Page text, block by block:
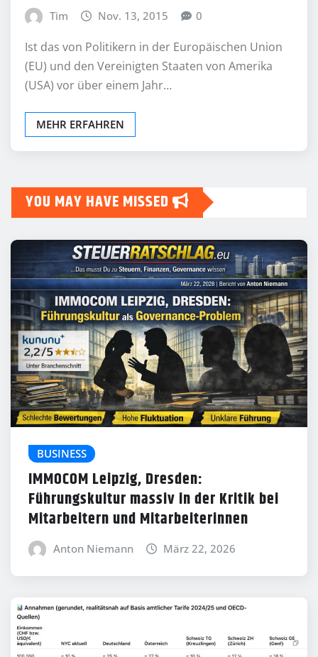
Tim Nov. 13, 2015 0
Ist das von Politikern in der Europäischen Union
(EU) und den Vereinigten Staaten von Amerika
(USA) vor über einem Jahr…
MEHR ERFAHREN
YOU MAY HAVE MISSED
BUSINESS
IMMOCOM Leipzig, Dresden:
Führungskultur massiv in der Kritik bei
Mitarbeitern und Mitarbeiterinnen
Anton Niemann März 22, 2026